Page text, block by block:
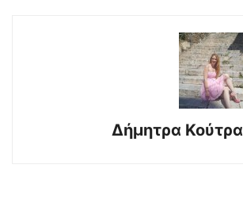
Δήμητρα Κούτρα